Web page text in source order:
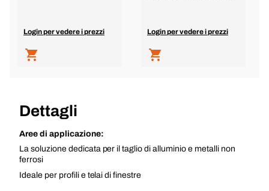
Login per vedere i prezzi Login per vedere i prezzi
Dettagli
Aree di applicazione:
La soluzione dedicata per il taglio di alluminio e metalli non
ferrosi
Ideale per profili e telai di finestre